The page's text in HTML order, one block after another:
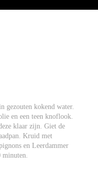
gezouten kokend water.
en een teen knoflook.
klaar zijn. Giet de
Kruid met
en Leerdammer
minuten.